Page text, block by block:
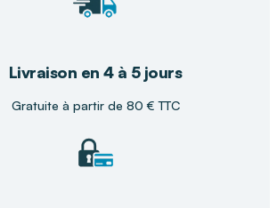
Livraison en 4 à 5 jours
Gratuite à partir de 80 € TTC